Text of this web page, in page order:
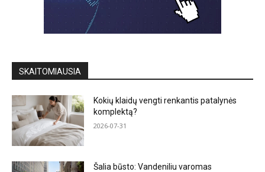
SKAITOMIAUSIA
Kokių klaidų vengti renkantis patalynės
komplektą?
2026-07-31
Šalia būsto: Vandeniliu varomas